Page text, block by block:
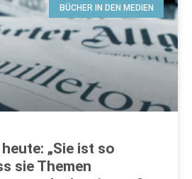
BÜCHER IN DEN MEDIEN
„Sie ist so
sie Themen